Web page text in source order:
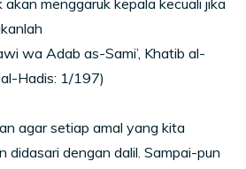
akan menggaruk kepala kecuali jika
wa Adab as-Sami’, Khatib al-
al-Hadis: 1/197)
agar setiap amal yang kita
didasari dengan dalil. Sampai-pun